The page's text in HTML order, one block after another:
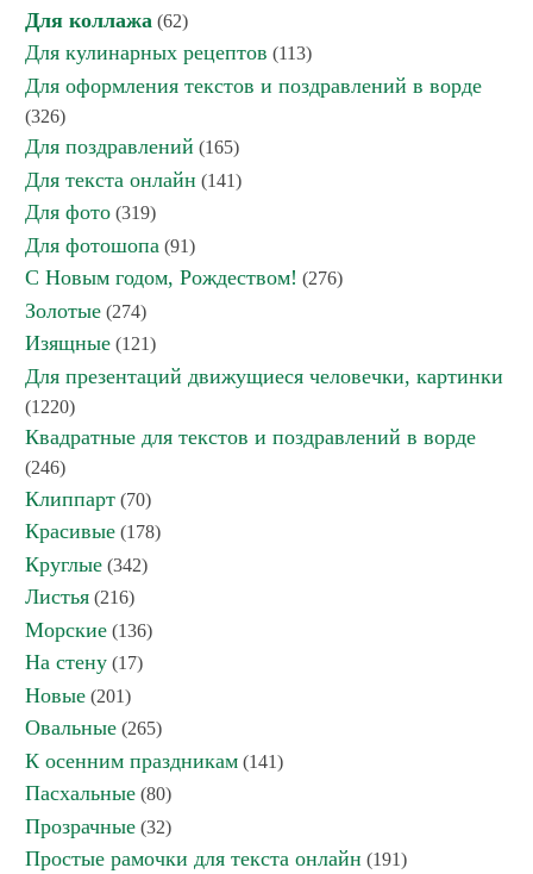
Для коллажа (62)
Для кулинарных рецептов (113)
Для оформления текстов и поздравлений в ворде
(326)
Для поздравлений (165)
Для текста онлайн (141)
Для фото (319)
Для фотошопа (91)
С Новым годом, Рождеством! (276)
Золотые (274)
Изящные (121)
Для презентаций движущиеся человечки, картинки
(1220)
Квадратные для текстов и поздравлений в ворде
(246)
Клиппарт (70)
Красивые (178)
Круглые (342)
Листья (216)
Морские (136)
На стену (17)
Новые (201)
Овальные (265)
К осенним праздникам (141)
Пасхальные (80)
Прозрачные (32)
Простые рамочки для текста онлайн (191)